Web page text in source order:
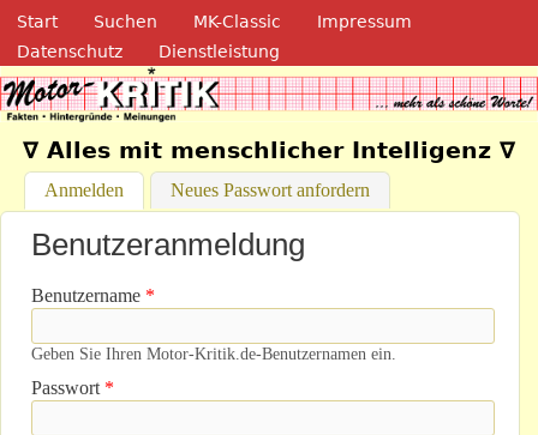
Direkt zum Inhalt
Navigation
Start Suchen MK-Classic
Impressum
Datenschutz
Dienstleistung
Motor-Kritik.de
∇ Alles mit menschlicher Intelligenz ∇
Anmelden (aktiver Reiter)
Neues Passwort anfordern
Benutzeranmeldung
Benutzername *
Geben Sie Ihren Motor-Kritik.de-Benutzernamen ein.
Passwort *